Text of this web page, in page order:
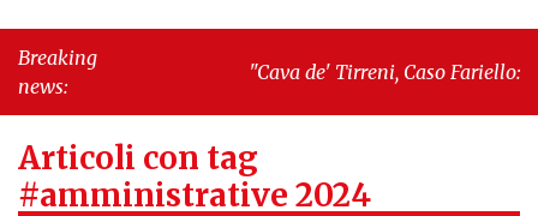
Breaking
news:
"Cava de' Tirreni, Caso Fariello: ora
dimentica perché esiste"
Articoli con tag
#amministrative 2024